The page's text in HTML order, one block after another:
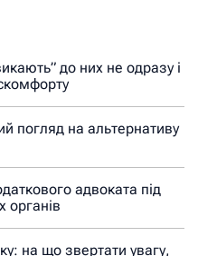
до них не одразу і
погляд на альтернативу
адвоката під
органів
на що звертати увагу,